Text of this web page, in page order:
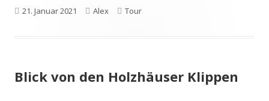
Veröffentlicht
21. Januar 2021 Autor
Alex Kategorien
Tour
Blick von den Holzhäuser Klippen